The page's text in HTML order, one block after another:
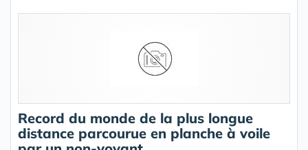
Record du monde de la plus longue
distance parcourue en planche à voile